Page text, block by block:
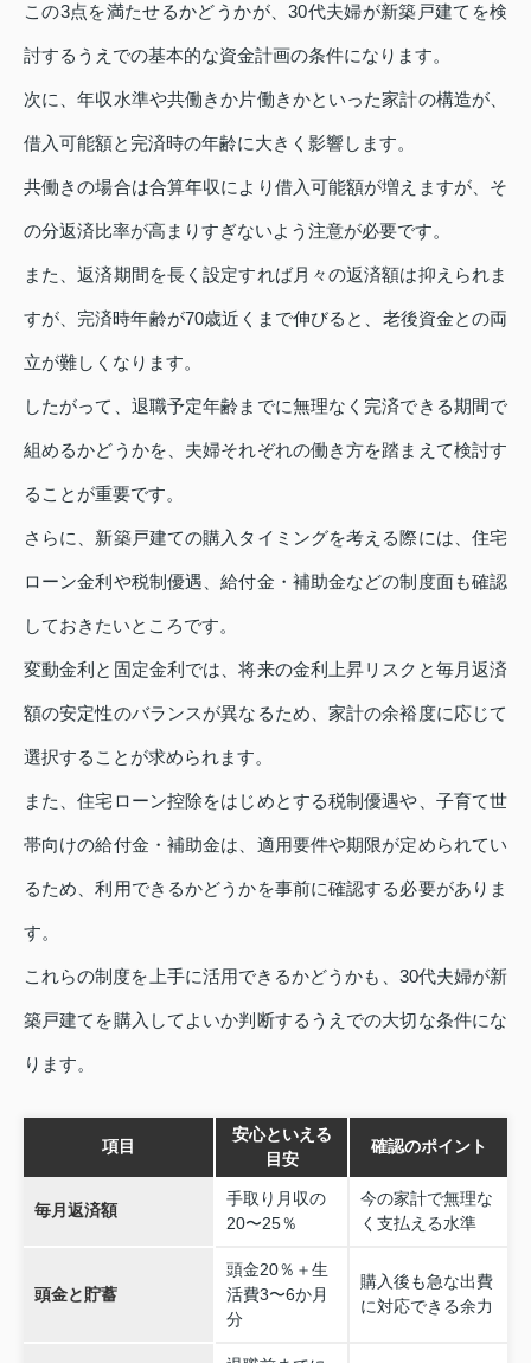
この3点を満たせるかどうかが、30代夫婦が新築戸建てを検
討するうえでの基本的な資金計画の条件になります。
次に、年収水準や共働きか片働きかといった家計の構造が、
借入可能額と完済時の年齢に大きく影響します。
共働きの場合は合算年収により借入可能額が増えますが、そ
の分返済比率が高まりすぎないよう注意が必要です。
また、返済期間を長く設定すれば月々の返済額は抑えられま
すが、完済時年齢が70歳近くまで伸びると、老後資金との両
立が難しくなります。
したがって、退職予定年齢までに無理なく完済できる期間で
組めるかどうかを、夫婦それぞれの働き方を踏まえて検討す
ることが重要です。
さらに、新築戸建ての購入タイミングを考える際には、住宅
ローン金利や税制優遇、給付金・補助金などの制度面も確認
しておきたいところです。
変動金利と固定金利では、将来の金利上昇リスクと毎月返済
額の安定性のバランスが異なるため、家計の余裕度に応じて
選択することが求められます。
また、住宅ローン控除をはじめとする税制優遇や、子育て世
帯向けの給付金・補助金は、適用要件や期限が定められてい
るため、利用できるかどうかを事前に確認する必要がありま
す。
これらの制度を上手に活用できるかどうかも、30代夫婦が新
築戸建てを購入してよいか判断するうえでの大切な条件にな
ります。
項目
安心といえる
目安
確認のポイント
毎月返済額
手取り月収の
20〜25％
今の家計で無理な
く支払える水準
頭金と貯蓄
頭金20％＋生
活費3〜6か月
分
購入後も急な出費
に対応できる余力